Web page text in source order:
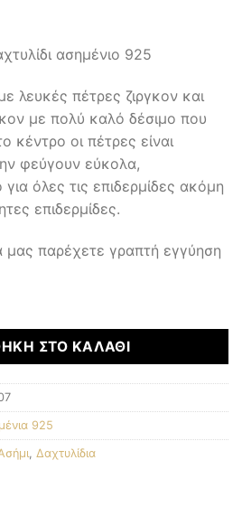
ασημένιο 925
λευκές πέτρες ζιργκον και
με πολύ καλό δέσιμο που
κέντρο οι πέτρες είναι
φεύγουν εύκολα,
όλες τις επιδερμίδες ακόμη
επιδερμίδες.
παρέχετε γραπτή εγγύηση
ΣΤΟ ΚΑΛΆΘΙ
925
, Δαχτυλίδια